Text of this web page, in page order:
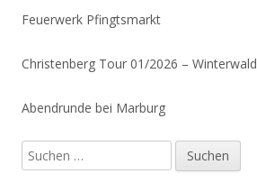
Feuerwerk Pfingtsmarkt
Christenberg Tour 01/2026 – Winterwald
Abendrunde bei Marburg
Suchen
nach: